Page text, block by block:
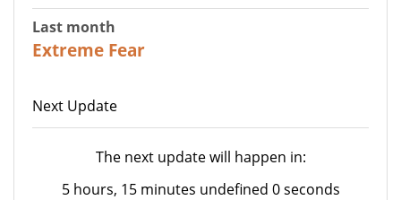
Last month
Extreme Fear
Next Update
The next update will happen in:
5 hours, 15 minutes undefined 0 seconds